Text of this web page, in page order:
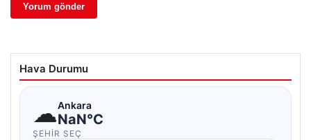
Hava Durumu
☁Ankara
NaN°C
ŞEHIR SEÇ